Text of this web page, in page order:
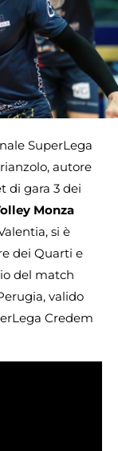
SuperLega
autore
di gara 3 dei
Monza
si è
dei Quarti e
del match
valido
Credem